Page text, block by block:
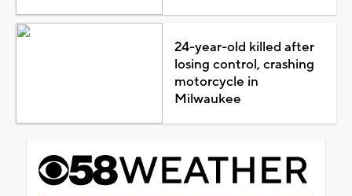
24-year-old killed after
losing control, crashing
motorcycle in
Milwaukee